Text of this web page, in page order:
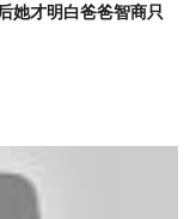
她才明白爸爸智商只